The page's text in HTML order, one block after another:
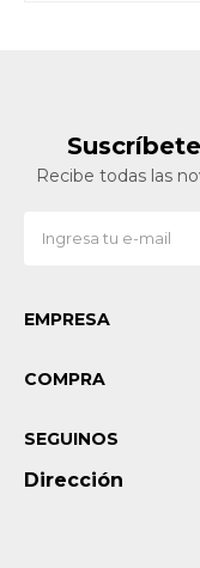
Recibe todas las
EMPRESA
COMPRA
Dirección
SEGUINOS